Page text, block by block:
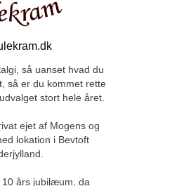
så uanset hvad du
så er du kommet rette
stort hele året.
ejet af Mogens og
lokation i Bevtoft
års jubilæum, da